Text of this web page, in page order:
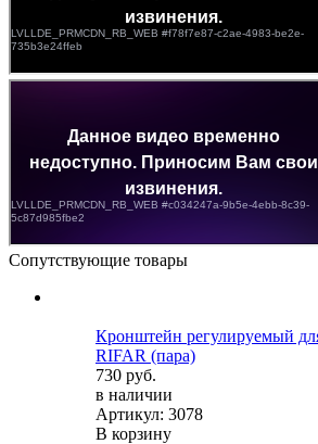
Сопутствующие товары
Кронштейн регулируемый
RIFAR (пара)
730 руб.
в наличии
Артикул: 3078
В корзину